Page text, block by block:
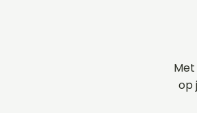
op